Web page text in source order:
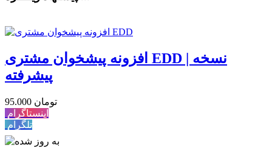
افزونه پیشخوان مشتری EDD | نسخه
پیشرفته
95.000 تومان
اینستاگرام
تلگرام